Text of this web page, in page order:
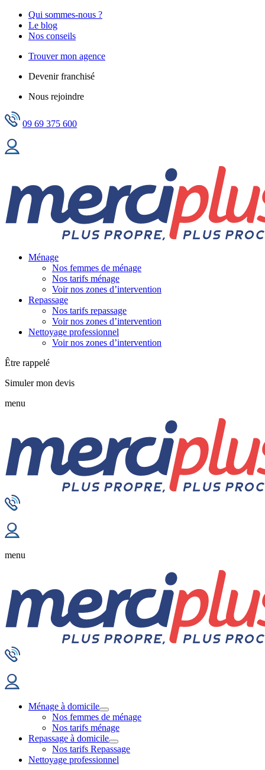
Qui sommes-nous ?
Le blog
Nos conseils
Trouver mon agence
Devenir franchisé
Nous rejoindre
09 69 375 600
Ménage
Nos femmes de ménage
Nos tarifs ménage
Voir nos zones d’intervention
Repassage
Nos tarifs repassage
Voir nos zones d’intervention
Nettoyage professionnel
Voir nos zones d’intervention
Être rappelé
Simuler mon devis
menu
menu
Ménage à domicile
Nos femmes de ménage
Nos tarifs ménage
Repassage à domicile
Nos tarifs Repassage
Nettoyage professionnel